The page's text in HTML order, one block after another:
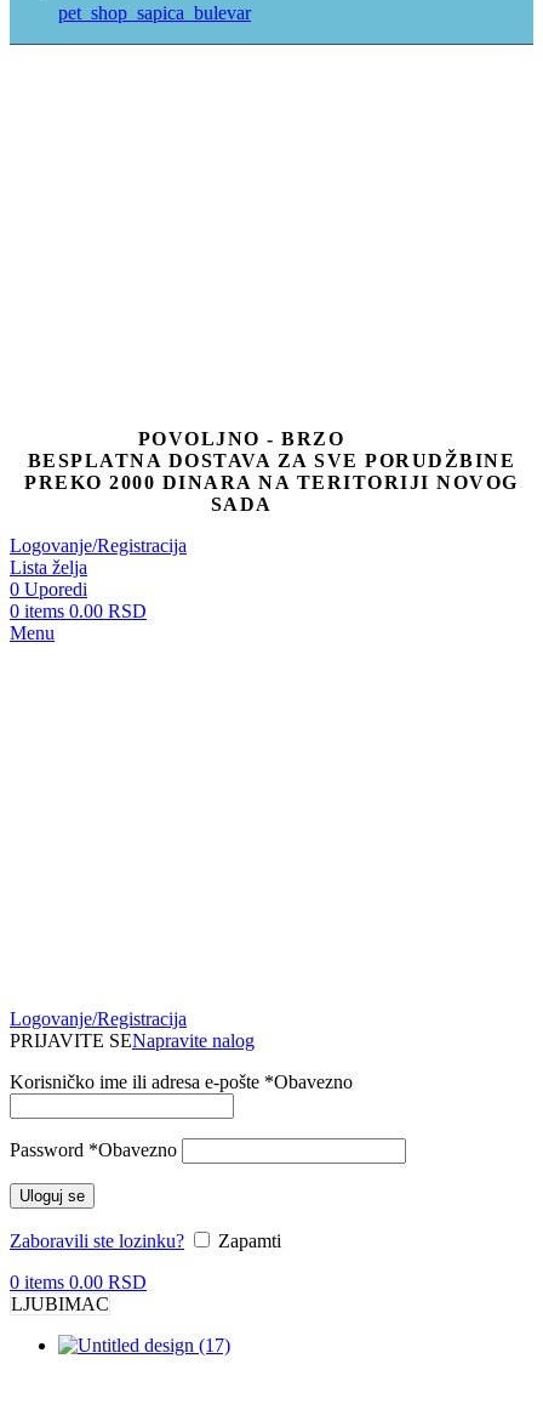
pet_shop_sapica_bulevar
POVOLJNO - BRZO
BESPLATNA DOSTAVA ZA SVE PORUDŽBINE
PREKO 2000 DINARA NA TERITORIJI NOVOG
SADA
Logovanje/Registracija
Lista želja
0 Uporedi
0 items 0.00 RSD
Menu
Logovanje/Registracija
PRIJAVITE SENapravite nalog
Korisničko ime ili adresa e-pošte *Obavezno
Password *Obavezno
Uloguj se
Zaboravili ste lozinku?
Zapamti
0 items 0.00 RSD
LJUBIMAC